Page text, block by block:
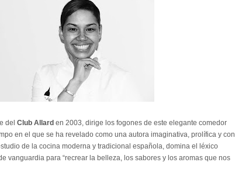
del Club Allard en 2003, dirige los fogones de este elegante comedor
en el que se ha revelado como una autora imaginativa, prolífica y con
de la cocina moderna y tradicional española, domina el léxico
vanguardia para “recrear la belleza, los sabores y los aromas que nos